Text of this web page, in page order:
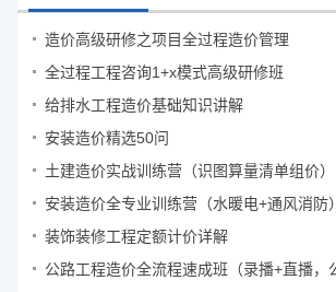
造价高级研修之项目全过程造价管理
全过程工程咨询1+x模式高级研修班
给排水工程造价基础知识讲解
安装造价精选50问
土建造价实战训练营（识图算量清单组价）
安装造价全专业训练营（水暖电+通风消防）
装饰装修工程定额计价详解